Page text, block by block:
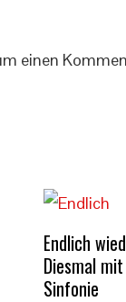
einen
Endlich
Diesmal
Sinfonie